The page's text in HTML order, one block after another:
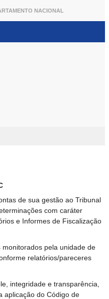
NACIONAL
de sua gestão ao Tribunal
com caráter
e Informes de Fiscalização
pela unidade de
relatórios/pareceres
integridade e transparência,
aplicação do Código de